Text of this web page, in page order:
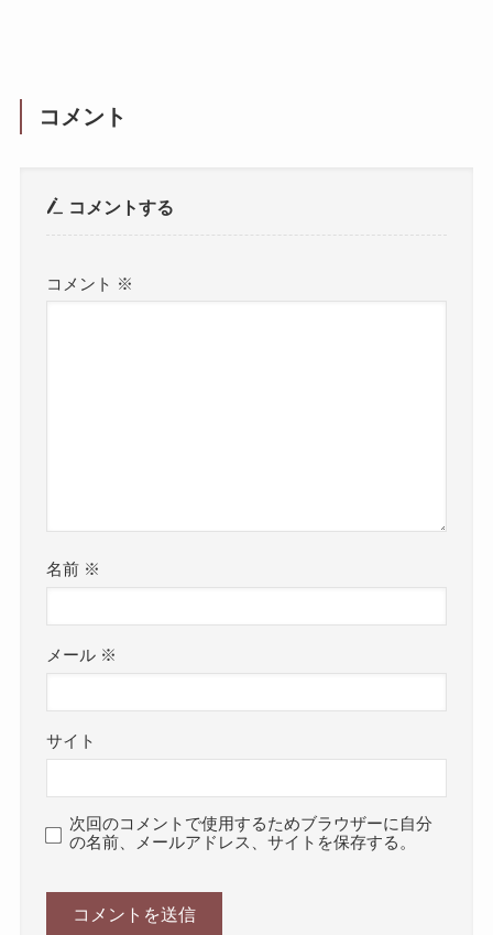
コメント
コメントする
コメント ※
名前 ※
メール ※
サイト
次回のコメントで使用するためブラウザーに自分
の名前、メールアドレス、サイトを保存する。